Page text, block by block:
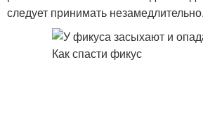
следует принимать незамедлительно.